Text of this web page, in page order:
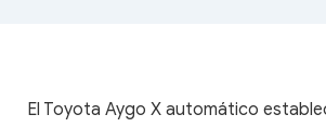
El Toyota Aygo X automático